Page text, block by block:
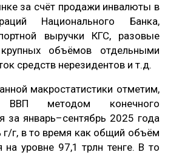
за счёт продажи инвалюты в
Национального Банка,
выручки КГС, разовые
крупных объёмов отдельными
средств нерезидентов и т.д.
макростатистики отметим,
методом конечного
за январь–сентябрь 2025 года
г/г, в то время как общий объём
уровне 97,1 трлн тенге. В то